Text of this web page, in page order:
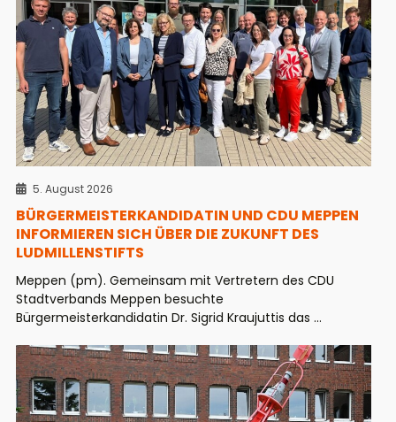
5. August 2026
BÜRGERMEISTERKANDIDATIN UND CDU MEPPEN
INFORMIEREN SICH ÜBER DIE ZUKUNFT DES
LUDMILLENSTIFTS
Meppen (pm). Gemeinsam mit Vertretern des CDU
Stadtverbands Meppen besuchte
Bürgermeisterkandidatin Dr. Sigrid Kraujuttis das ...